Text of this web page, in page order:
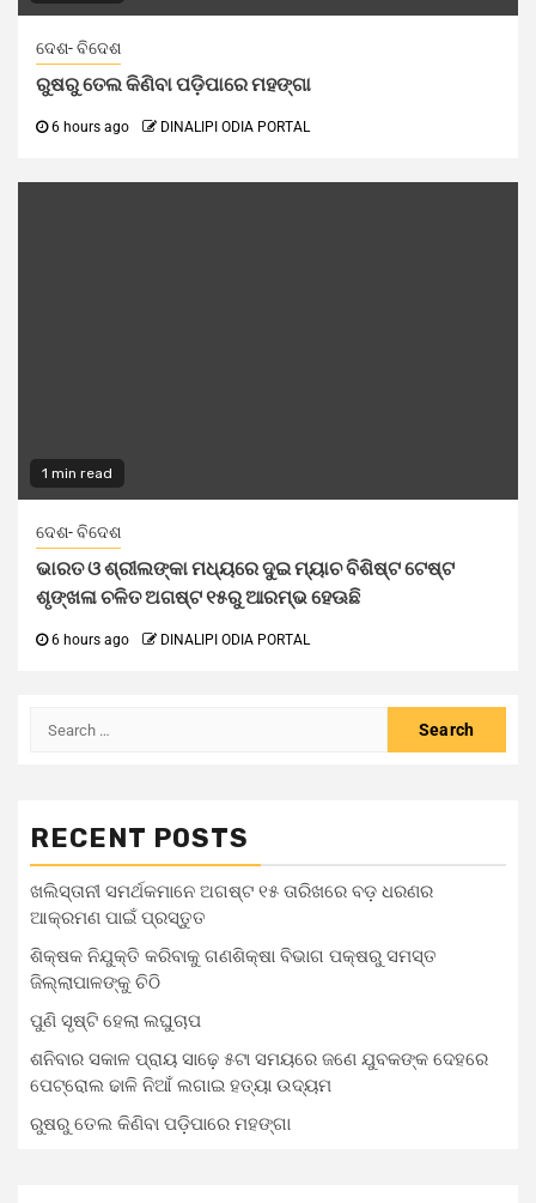
ଦେଶ- ବିଦେଶ
ରୁଷରୁ ତେଲ କିଣିବା ପଡ଼ିପାରେ ମହଙ୍ଗା
6 hours ago DINALIPI ODIA PORTAL
1 min read
ଦେଶ- ବିଦେଶ
ଭାରତ ଓ ଶ୍ରୀଲଙ୍କା ମଧ୍ୟରେ ଦୁଇ ମ୍ୟାଚ ବିଶିଷ୍ଟ ଟେଷ୍ଟ
ଶୃଙ୍ଖଳା ଚଳିତ ଅଗଷ୍ଟ ୧୫ରୁ ଆରମ୍ଭ ହେଊଛି
6 hours ago DINALIPI ODIA PORTAL
RECENT POSTS
ଖଲିସ୍ତାନୀ ସମର୍ଥକମାନେ ଅଗଷ୍ଟ ୧୫ ତାରିଖରେ ବଡ଼ ଧରଣର
ଆକ୍ରମଣ ପାଇଁ ପ୍ରସ୍ତୁତ
ଶିକ୍ଷକ ନିଯୁକ୍ତି କରିବାକୁ ଗଣଶିକ୍ଷା ବିଭାଗ ପକ୍ଷରୁ ସମସ୍ତ
ଜିଲ୍ଲାପାଳଙ୍କୁ ଚିଠି
ପୁଣି ସୃଷ୍ଟି ହେଲା ଲଘୁଚାପ
ଶନିବାର ସକାଳ ପ୍ରାୟ ସାଢ଼େ ୫ଟା ସମୟରେ ଜଣେ ଯୁବକଙ୍କ ଦେହରେ
ପେଟ୍ରୋଲ ଢାଳି ନିଆଁ ଲଗାଇ ହତ୍ୟା ଉଦ୍ୟମ
ରୁଷରୁ ତେଲ କିଣିବା ପଡ଼ିପାରେ ମହଙ୍ଗା